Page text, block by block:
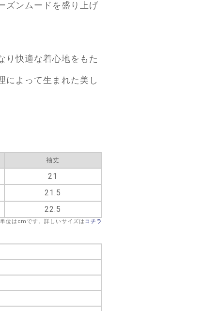
ズンムードを盛り上げ
り快適な着心地をもた
によって生まれた美し
袖丈
21
21.5
22.5
位はcmです。詳しいサイズは コチラ